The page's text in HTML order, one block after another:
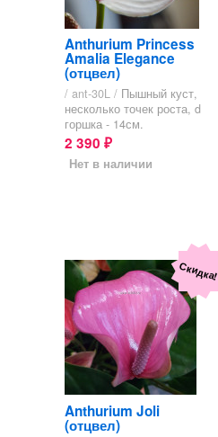
Anthurium Princess
Amalia Elegance
(отцвел)
/ ant-30L / Пышный куст,
несколько точек роста, d
горшка - 14см.
2 390 ₽
Нет в наличии
Скидка!
Anthurium Joli
(отцвел)